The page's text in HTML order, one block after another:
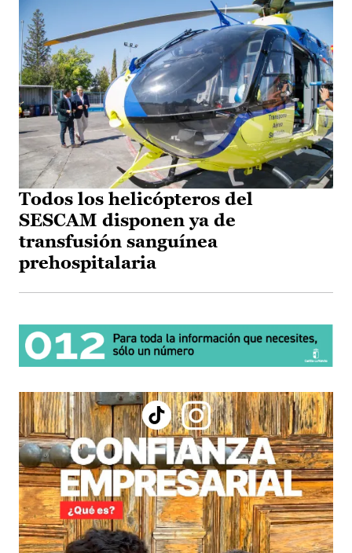
Todos los helicópteros del
SESCAM disponen ya de
transfusión sanguínea
prehospitalaria